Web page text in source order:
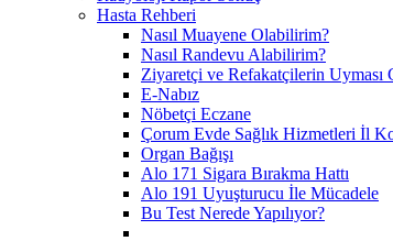
Hasta Rehberi
Nasıl Muayene Olabilirim?
Nasıl Randevu Alabilirim?
Ziyaretçi ve Refakatçilerin Uyması
E-Nabız
Nöbetçi Eczane
Çorum Evde Sağlık Hizmetleri İl
Organ Bağışı
Alo 171 Sigara Bırakma Hattı
Alo 191 Uyuşturucu İle Mücadele
Bu Test Nerede Yapılıyor?